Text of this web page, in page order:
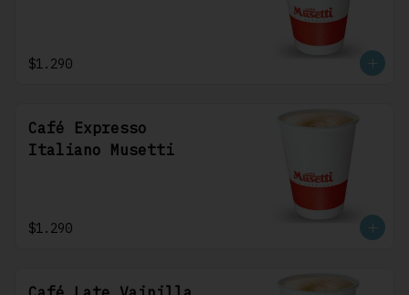
$1.290
Café Expresso
Italiano Musetti
$1.290